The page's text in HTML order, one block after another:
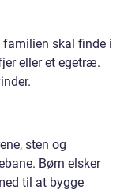
familien skal finde i
eller et egetræ.
sten og
Børn elsker
til at bygge